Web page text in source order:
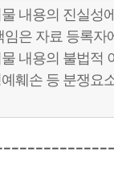
내용의 진실성
임은 자료 등록자
내용의 불법적
훼손 등 분쟁요